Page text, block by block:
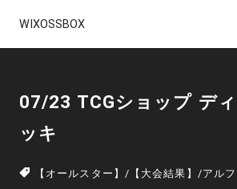
WIXOSSBOX
07/23 TCGショップ デ
ッキ
【オールスター】 / 【大会結果】 /アル